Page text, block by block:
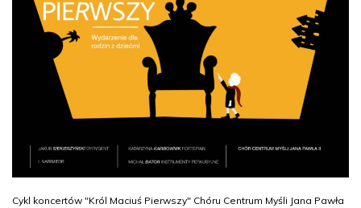
Cykl koncertów "Król Maciuś Pierwszy" Chóru Centrum Myśli Jana Pawła